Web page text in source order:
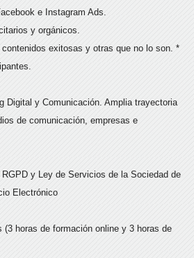
e Instagram Ads.
y orgánicos.
exitosas y otras que no lo son. *
Digital y Comunicación. Amplia trayectoria
de comunicación, empresas e
y Ley de Servicios de la Sociedad de
Electrónico
(3 horas de formación online y 3 horas de